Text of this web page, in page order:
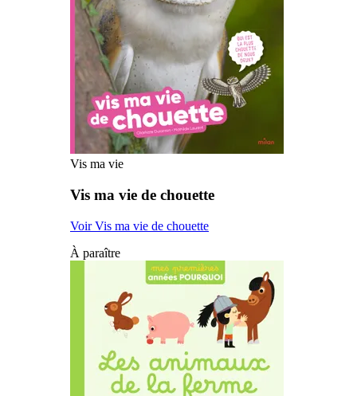
Vis ma vie
Vis ma vie de chouette
Voir Vis ma vie de chouette
À paraître